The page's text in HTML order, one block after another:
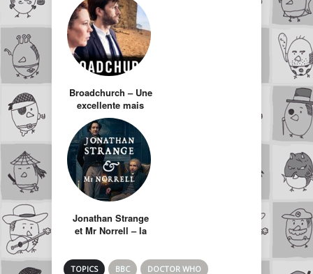
Broadchurch – Une
excellente mais
très sombre série
anglaise
Jonathan Strange
et Mr Norrell – la
britanique
TOPICS BBC DOCTOR WHO